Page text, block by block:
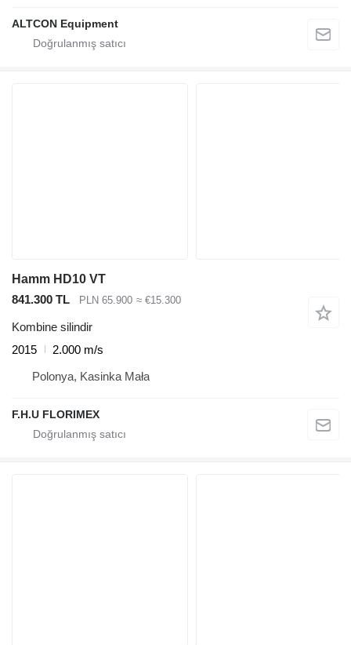
ALTCON Equipment
Hamm HD10 VT
841.300 TL
PLN 65.900 ≈ €15.300
Kombine silindir
2015
2.000 m/s
Polonya, Kasinka Mała
F.H.U FLORIMEX